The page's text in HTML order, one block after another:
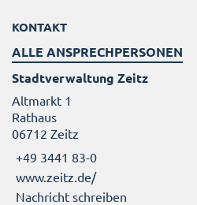
KONTAKT
ALLE ANSPRECHPERSONEN
Stadtverwaltung Zeitz
Altmarkt 1
Rathaus
06712 Zeitz
+49 3441 83-0
www.zeitz.de/
Nachricht schreiben